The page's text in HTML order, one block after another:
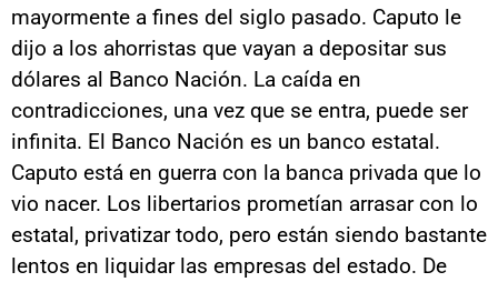
mayormente a fines del siglo pasado. Caputo le
dijo a los ahorristas que vayan a depositar sus
dólares al Banco Nación. La caída en
contradicciones, una vez que se entra, puede ser
infinita. El Banco Nación es un banco estatal.
Caputo está en guerra con la banca privada que lo
vio nacer. Los libertarios prometían arrasar con lo
estatal, privatizar todo, pero están siendo bastante
lentos en liquidar las empresas del estado. De